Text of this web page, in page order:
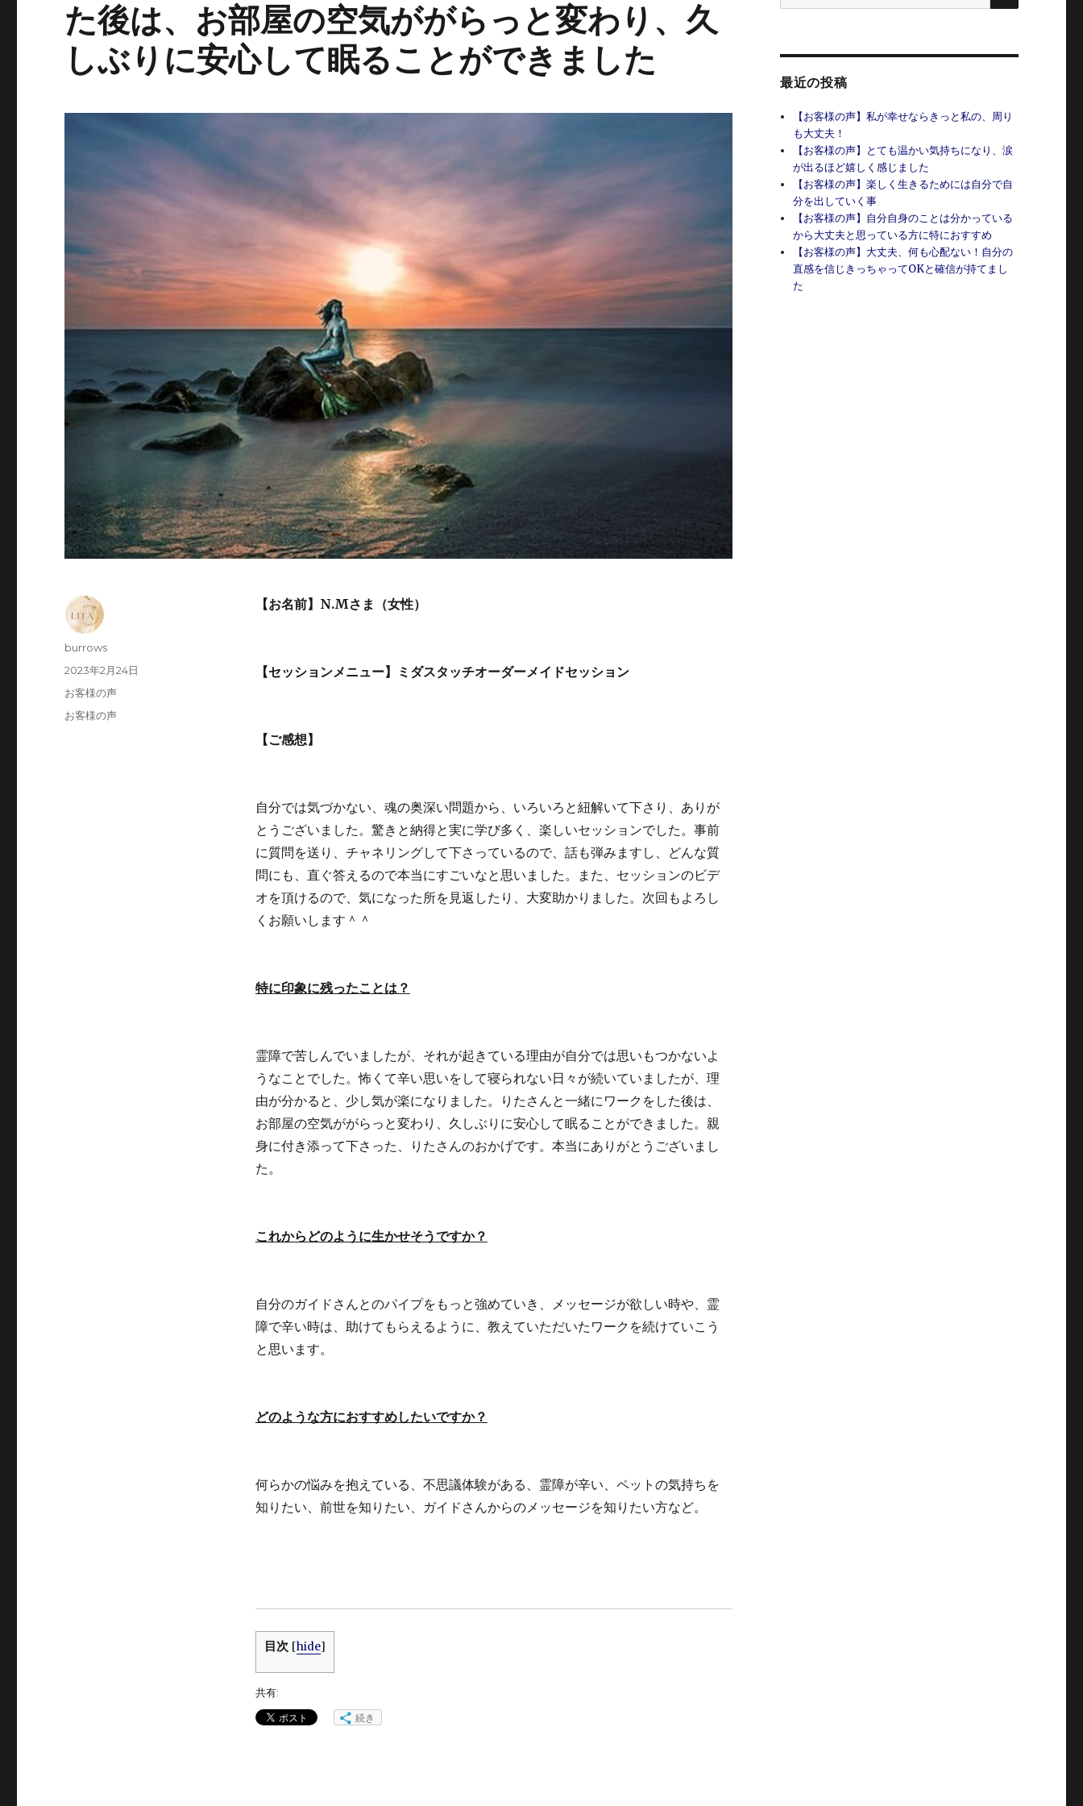
た後は、お部屋の空気ががらっと変わり、久
しぶりに安心して眠ることができました
【お名前】N.Mさま（女性）
【セッションメニュー】ミダスタッチオーダーメイドセッション
【ご感想】
自分では気づかない、魂の奥深い問題から、いろいろと紐解いて下さり、ありが
とうございました。驚きと納得と実に学び多く、楽しいセッションでした。事前
に質問を送り、チャネリングして下さっているので、話も弾みますし、どんな質
問にも、直ぐ答えるので本当にすごいなと思いました。また、セッションのビデ
オを頂けるので、気になった所を見返したり、大変助かりました。次回もよろし
くお願いします＾＾
特に印象に残ったことは？
霊障で苦しんでいましたが、それが起きている理由が自分では思いもつかないよ
うなことでした。怖くて辛い思いをして寝られない日々が続いていましたが、理
由が分かると、少し気が楽になりました。りたさんと一緒にワークをした後は、
お部屋の空気ががらっと変わり、久しぶりに安心して眠ることができました。親
身に付き添って下さった、りたさんのおかげです。本当にありがとうございまし
た。
これからどのように生かせそうですか？
自分のガイドさんとのパイプをもっと強めていき、メッセージが欲しい時や、霊
障で辛い時は、助けてもらえるように、教えていただいたワークを続けていこう
と思います。
どのような方におすすめしたいですか？
何らかの悩みを抱えている、不思議体験がある、霊障が辛い、ペットの気持ちを
知りたい、前世を知りたい、ガイドさんからのメッセージを知りたい方など。
目次 [hide]
共有:
続き
投
稿
burrows
投
稿
2023年2月24日
カ
テ
お客様の声
タ
お客様の声
索:
最近の投稿
【お客様の声】私が幸せならきっと私の、周り
も大丈夫！
【お客様の声】とても温かい気持ちになり、涙
が出るほど嬉しく感じました
【お客様の声】楽しく生きるためには自分で自
分を出していく事
【お客様の声】自分自身のことは分かっている
から大丈夫と思っている方に特におすすめ
【お客様の声】大丈夫、何も心配ない！自分の
直感を信じきっちゃってOKと確信が持てまし
た